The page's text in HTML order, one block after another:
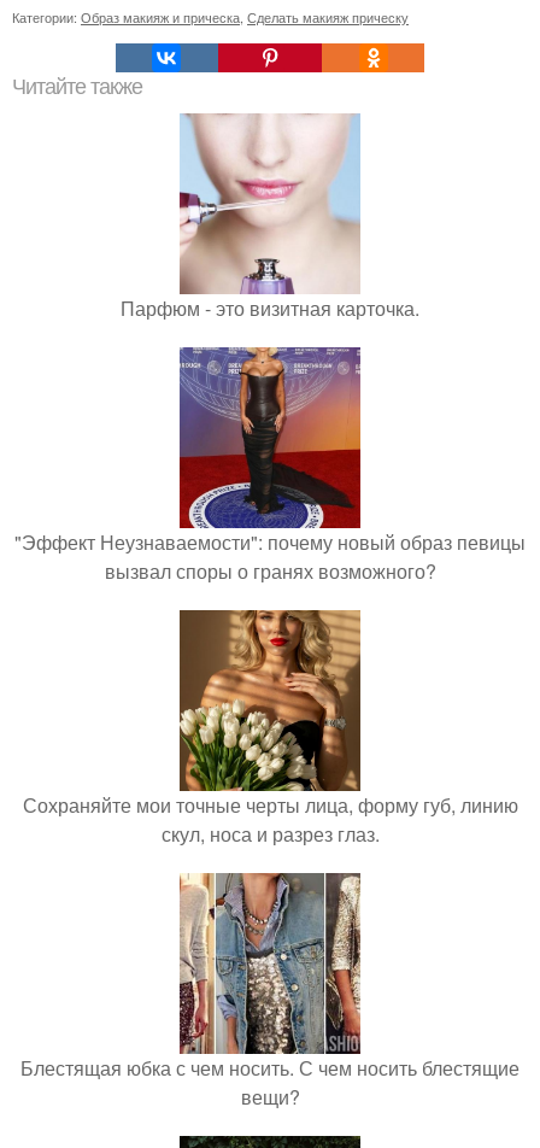
Категории: Образ макияж и прическа Сделать макияж прическу
Читайте также
Парфюм - это визитная карточка.
"Эффект Неузнаваемости": почему новый образ певицы
вызвал споры о гранях возможного?
Сохраняйте мои точные черты лица, форму губ, линию
скул, носа и разрез глаз.
Блестящая юбка с чем носить. С чем носить блестящие
вещи?